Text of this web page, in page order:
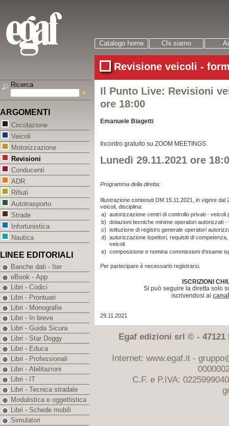
Catalogo home Chi siamo
Revisione veicoli -
Il Punto Live: Revisioni
ore 18:00
Emanuele Biagetti
Incontro gratuito su ZOOM MEETINGS
Lunedì 29.11.2021 ore
Programma della diretta:
Illustrazione contenuti DM 15.11.2021, in vigore dal
veicoli, disciplina:
a) autorizzazione centri di controllo privati - veicoli
b) dotazioni tecniche minime operatori autorizzati -
c) istituzione di registro generale operatori
d) autorizzazione ispettori, requisiti di
veicoli
e) composizione e nomina commissioni d'esame
Per partecipare è necessario registrarsi.
ISCRIZIONI
Si può seguire la diretta solo
iscrivendosi al
29.11.2021
Egaf edizioni srl © - 47121
Internet: www.egaf.it -
C.F. e P.IVA:
Ricerca
ARGOMENTI
Circolazione
Veicoli
Motorizzazione
Revisioni
Conducenti
ADR
Rifiuti
Autotrasporto
Strade
Infortunistica
Nautica
LINEE EDITORIALI
Banche dati - Iter
eBook - App
Libri - Codici
Libri - Prontuari
Libri - Monografie
Libri - In breve
Libri - Guida Sicura
Libri - Star Doggy
Libri - Educa
Libri - Professionali
Libri - Abilitazioni
Libri - IT
Libri - Tecnica stradale
Modulistica e oggettistica
Libri - Schede mobili
Simulatori